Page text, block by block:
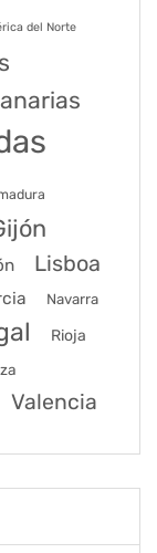
del Norte
Lisboa
Navarra
Rioja
Valencia